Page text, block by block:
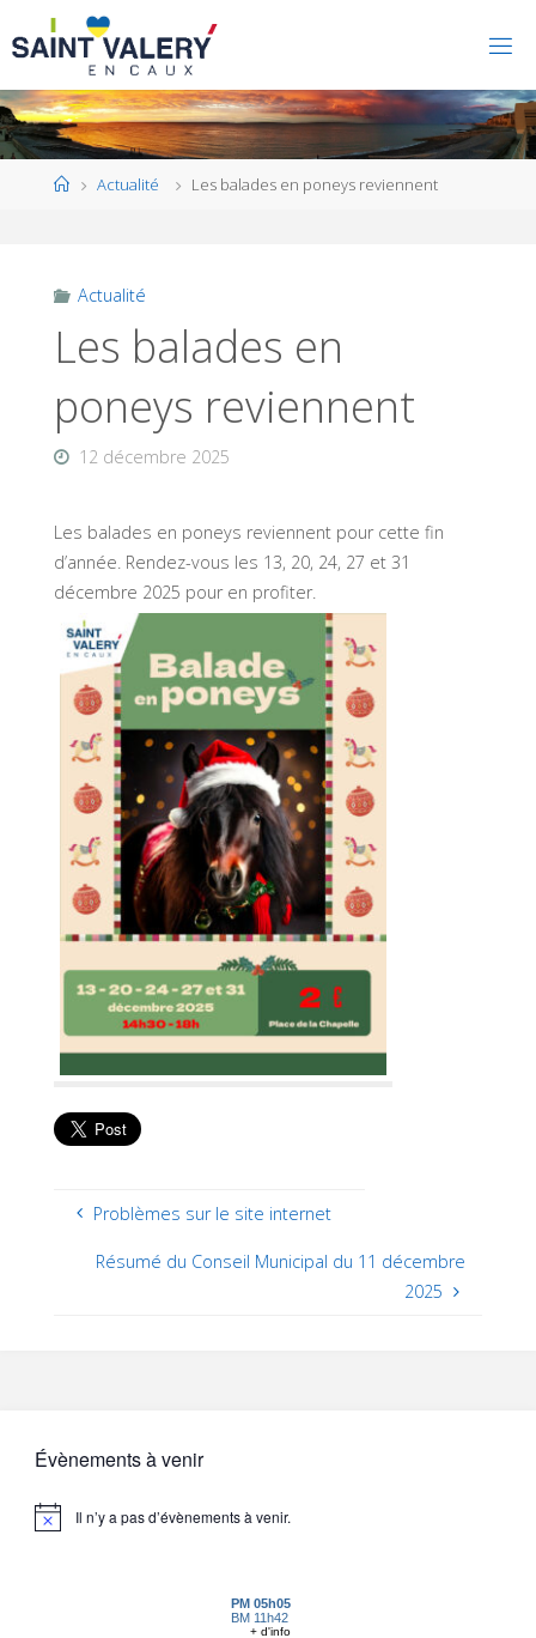
HomeActualité Les balades en poneys reviennent
Actualité
Les balades en
poneys reviennent
12 décembre 2025
Les balades en poneys reviennent pour cette fin
d’année. Rendez-vous les 13, 20, 24, 27 et 31
décembre 2025 pour en profiter.
Problèmes sur le site internet
Résumé du Conseil Municipal du 11 décembre
2025
Évènements à venir
Il n’y a pas d’évènements à venir.